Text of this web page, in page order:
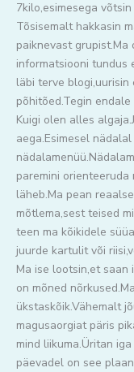
7kilo,esimesega
Tõsisemalt hakkasin
paiknevast
informatsiooni tundus
läbi terve
põhitõed.Tegin
Kuigi olen alles
aega.Esimesel
paremini
läheb.Ma pean
mõtlema,sest teised
teen ma kõikidele
juurde kartulit või
Ma ise lootsin,et saan
on mõned
ükstaskõik.Vähemalt
magusaorgiat päris
mind liikuma.Üritan
päevadel on see